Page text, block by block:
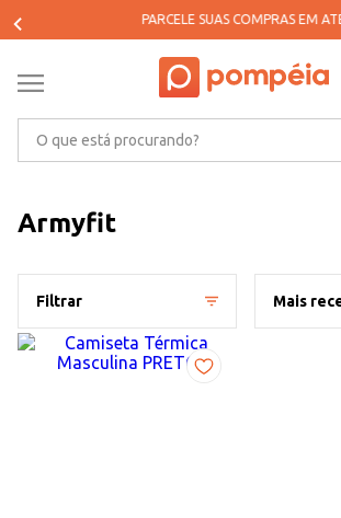
PARCELE SUAS COMPRAS EM ATÉ 5X
Armyfit
Filtrar Mais